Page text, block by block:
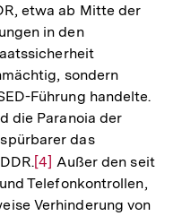
etwa ab Mitte der
in den
sondern
Führung handelte.
die Paranoia der
das
Zur
Auflösung
der
[4] Außer den seit
Telefonkontrollen,
Verhinderung von